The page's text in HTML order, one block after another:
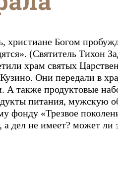
христиане Богом
(Святитель Тихон
храм святых
Они передали в
также продуктовые
питания, мужскую
фонду «Трезвое
дел не имеет? может ли